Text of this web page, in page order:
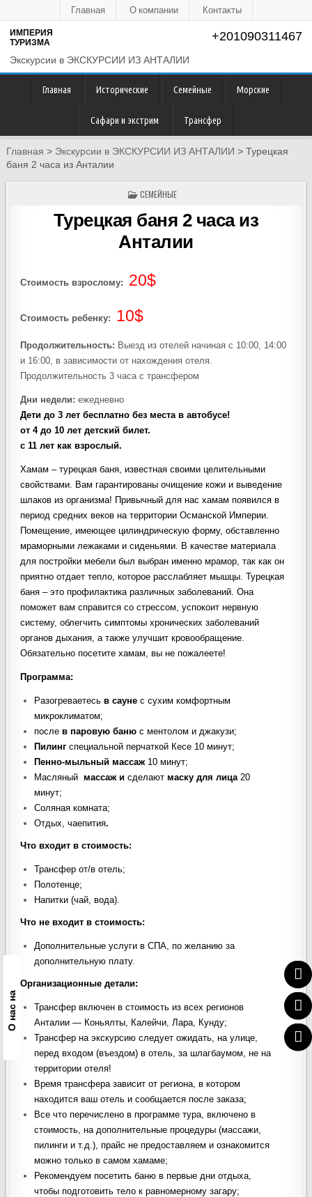
О нас на
Главная О компании Контакты
ИМПЕРИЯ
ТУРИЗМА
Экскурсии в ЭКСКУРСИИ ИЗ АНТАЛИИ
+201090311467
Главная Исторические Семейные Морские
Сафари и экстрим Трансфер
Главная > Экскурсии в ЭКСКУРСИИ ИЗ АНТАЛИИ >Турецкая
баня 2 часа из Анталии
POSTED
СЕМЕЙНЫЕ
Турецкая баня 2 часа из
Анталии
Стоимость взрослому: 20$
Стоимость ребенку: 10$
Продолжительность: Выезд из отелей начиная с 10:00, 14:00
и 16:00, в зависимости от нахождения отеля.
Продолжительность 3 часа с трансфером
Дни недели: ежедневно
Дети до 3 лет бесплатно без места в автобусе!
от 4 до 10 лет детский билет.
с 11 лет как взрослый.
Хамам – турецкая баня, известная своими целительными
свойствами. Вам гарантированы очищение кожи и выведение
шлаков из организма! Привычный для нас хамам появился в
период средних веков на территории Османской Империи.
Помещение, имеющее цилиндрическую форму, обставленно
мраморными лежаками и сиденьями. В качестве материала
для постройки мебели был выбран именно мрамор, так как он
приятно отдает тепло, которое расслабляет мышцы. Турецкая
баня – это профилактика различных заболеваний. Она
поможет вам справится со стрессом, успокоит нервную
систему, облегчить симптомы хронических заболеваний
органов дыхания, а также улучшит кровообращение.
Обязательно посетите хамам, вы не пожалеете!
Программа:
Разогреваетесь в сауне с сухим комфортным
микроклиматом;
послев паровую баню с ментолом и джакузи;
Пилингспециальной перчаткой Кесе 10 минут;
Пенно-мыльный массаж 10 минут;
Масляныймассаж исделаютмаску для лица20
минут;
Соляная комната;
Отдых, чаепития.
Что входит в стоимость:
Трансфер от/в отель;
Полотенце;
Напитки (чай, вода).
Что не входит в стоимость:
Дополнительные услуги в СПА, по желанию за
дополнительную плату.
Организационные детали:
Трансфер включен в стоимость из всех регионов
Анталии — Коньялты, Калейчи, Лара, Кунду;
Трансфер на экскурсию следует ожидать, на улице,
перед входом (въездом) в отель, за шлагбаумом, не на
территории отеля!
Время трансфера зависит от региона, в котором
находится ваш отель и сообщается после заказа;
Все что перечислено в программе тура, включено в
стоимость, на дополнительные процедуры (массажи,
пилинги и т.д.), прайс не предоставляем и ознакомится
можно только в самом хамаме;
Рекомендуем посетить баню в первые дни отдыха,
чтобы подготовить тело к равномерному загару;